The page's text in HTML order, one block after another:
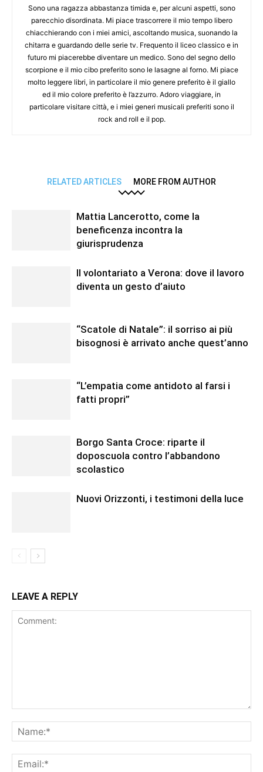
Sono una ragazza abbastanza timida e, per alcuni aspetti, sono
parecchio disordinata. Mi piace trascorrere il mio tempo libero
chiacchierando con i miei amici, ascoltando musica, suonando la
chitarra e guardando delle serie tv. Frequento il liceo classico e in
futuro mi piacerebbe diventare un medico. Sono del segno dello
scorpione e il mio cibo preferito sono le lasagne al forno. Mi piace
molto leggere libri, in particolare il mio genere preferito è il giallo
ed il mio colore preferito è l’azzurro. Adoro viaggiare, in
particolare visitare città, e i miei generi musicali preferiti sono il
rock and roll e il pop.
RELATED ARTICLES MORE FROM AUTHOR
Mattia Lancerotto, come la
beneficenza incontra la
giurisprudenza
Il volontariato a Verona: dove il lavoro
diventa un gesto d’aiuto
“Scatole di Natale”: il sorriso ai più
bisognosi è arrivato anche quest’anno
“L’empatia come antidoto al farsi i
fatti propri”
Borgo Santa Croce: riparte il
doposcuola contro l’abbandono
scolastico
Nuovi Orizzonti, i testimoni della luce
LEAVE A REPLY